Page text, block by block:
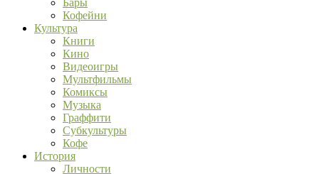
Бары
Кофейни
Культура
Книги
Кино
Видеоигры
Мультфильмы
Комиксы
Музыка
Граффити
Субкультуры
Кофе
История
Личности